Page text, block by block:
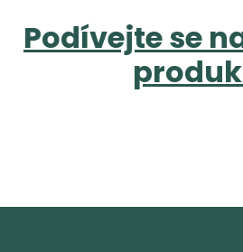
Podívejte se